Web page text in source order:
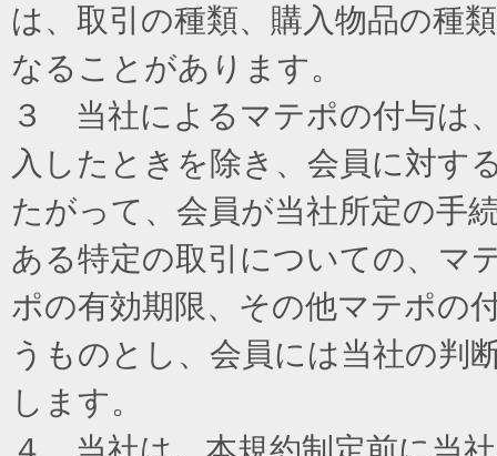
は、取引の種類、購入物品の種
なることがあります。
３ 当社によるマテポの付与は
入したときを除き、会員に対す
たがって、会員が当社所定の手
ある特定の取引についての、マ
ポの有効期限、その他マテポの
うものとし、会員には当社の判
します。